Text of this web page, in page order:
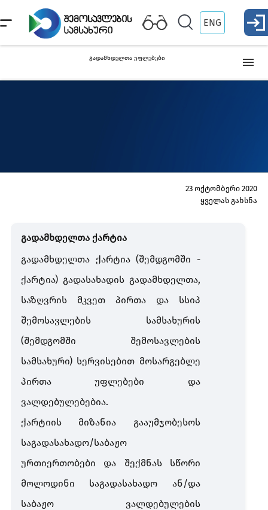
ENG
გადამხდელთა უფლებები
ზედმეტად გადახდილი დღგ-ს თანხის დაბრუნება
მომსახურების საფასურის დაბრუნება
TAX FREE
საგადასახადო დავა
საგადასახადო
საჩივრის წარდგენა
შემოსავლების
23 ოქტომბერი 2020
ყველას გახსნა
გადამხდელთა ქარტია
გადამხდელთა ქარტია(შემდგომში -
ქარტია) გადასახადის გადამხდელთა,
საზღვრის მკვეთ პირთა და სსიპ
შემოსავლების სამსახურის
(შემდგომში შემოსავლების
სამსახური) სერვისებით მოსარგებლე
პირთა უფლებები და
ვალდებულებებია.
ქარტიის მიზანია გააუმჯობესოს
საგადასახადო/საბაჟო
ურთიერთობები და შექმნას სწორი
მოლოდინი საგადასახადო ან/და
საბაჟო ვალდებულების